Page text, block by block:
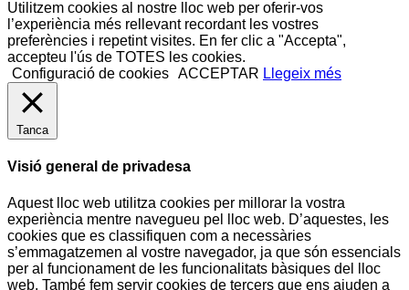
Utilitzem cookies al nostre lloc web per oferir-vos
l’experiència més rellevant recordant les vostres
preferències i repetint visites. En fer clic a "Accepta",
accepteu l'ús de TOTES les cookies.
Configuració de cookies ACCEPTAR Llegeix més
Tanca
Visió general de privadesa
Aquest lloc web utilitza cookies per millorar la vostra
experiència mentre navegueu pel lloc web. D’aquestes, les
cookies que es classifiquen com a necessàries
s’emmagatzemen al vostre navegador, ja que són essencials
per al funcionament de les funcionalitats bàsiques del lloc
web. També fem servir cookies de tercers que ens ajuden a